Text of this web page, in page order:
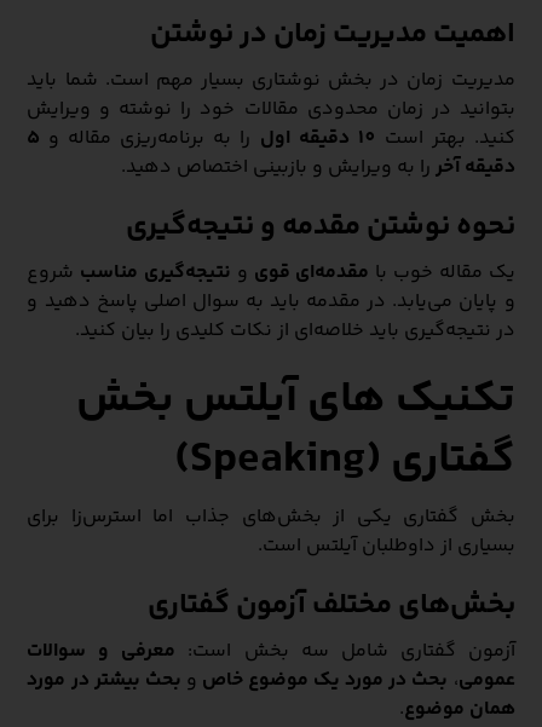
اهمیت مدیریت زمان در نوشتن
مدیریت زمان در بخش نوشتاری بسیار مهم است. شما باید
بتوانید در زمان محدودی مقالات خود را نوشته و ویرایش
کنید. بهتر است 10 دقیقه اول را به برنامه‌ریزی مقاله و 5
دقیقه آخر را به ویرایش و بازبینی اختصاص دهید.
نحوه نوشتن مقدمه و نتیجه‌گیری
یک مقاله خوب با مقدمه‌ای قوی و نتیجه‌گیری مناسب شروع
و پایان می‌یابد. در مقدمه باید به سوال اصلی پاسخ دهید و
در نتیجه‌گیری باید خلاصه‌ای از نکات کلیدی را بیان کنید.
تکنیک‌ های آیلتس بخش
گفتاری (Speaking)
بخش گفتاری یکی از بخش‌های جذاب اما استرس‌زا برای
بسیاری از داوطلبان آیلتس است.
بخش‌های مختلف آزمون گفتاری
آزمون گفتاری شامل سه بخش است: معرفی و سوالات
عمومی، بحث در مورد یک موضوع خاص و بحث بیشتر در مورد
همان موضوع.